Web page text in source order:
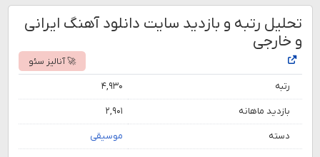
تحلیل رتبه و بازدید سایت دانلود آهنگ ایرانی
و خارجی
🚀 آنالیز سئو
رتبه ۴,۹۳۰
بازدید ماهانه ۲,۹۰۱
دسته موسیقی